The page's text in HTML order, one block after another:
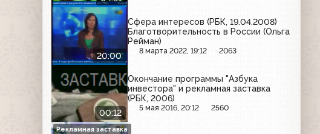
20:00
Сфера интересов (РБК, 19.04.2008)
Благотворительность в России (Ольга
Рейман)
8 марта 2022, 19:12 2063
00:12
Окончание программы "Азбука
инвестора" и рекламная заставка
(РБК, 2006)
5 мая 2016, 20:12 2560
Рекламная заставка